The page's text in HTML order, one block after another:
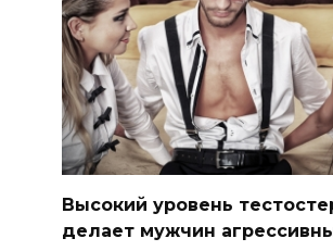
Высокий уровень
делает мужчин